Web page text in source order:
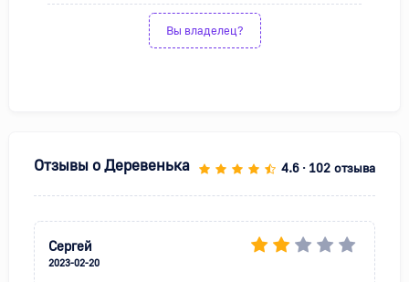
Вы владелец?
Отзывы о Деревенька 4.6 • 102 отзыва
Сергей
2023-02-20